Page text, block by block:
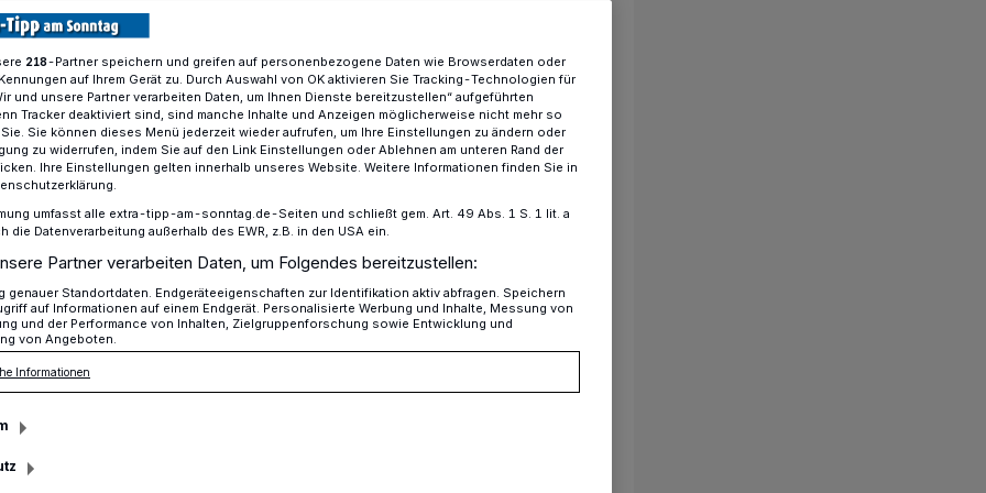
Veilchendienstagszug in Mönchengladbach
den Veilchendienstagszug
den närrischen
Freude, Fantasie“ heißt es am 13.
Uhr der Veilchendienstagszug durch die
setzt. Von der Lüpertzender
(Ende) nimmt der närrische
Weg.
218-Partner speichern und greifen auf personenbezogene Daten wie Browserdaten oder
auf Ihrem Gerät zu. Durch Auswahl von OK aktivieren Sie Tracking-Technologien für
und unsere Partner verarbeiten Daten, um Ihnen Dienste bereitzustellen“ aufgeführten
Tracker deaktiviert sind, sind manche Inhalte und Anzeigen möglicherweise nicht mehr so
Sie können dieses Menü jederzeit wieder aufrufen, um Ihre Einstellungen zu ändern oder
zu widerrufen, indem Sie auf den Link Einstellungen oder Ablehnen am unteren Rand der
Ihre Einstellungen gelten innerhalb unseres Website. Weitere Informationen finden Sie in
umfasst alle extra-tipp-am-sonntag.de-Seiten und schließt gem. Art. 49 Abs. 1 S. 1 lit. a
die Datenverarbeitung außerhalb des EWR, z.B. in den USA ein.
Partner verarbeiten Daten, um Folgendes bereitzustellen:
genauer Standortdaten. Endgeräteeigenschaften zur Identifikation aktiv abfragen. Speichern
auf Informationen auf einem Endgerät. Personalisierte Werbung und Inhalte, Messung von
und der Performance von Inhalten, Zielgruppenforschung sowie Entwicklung und
von Angeboten.
Informationen